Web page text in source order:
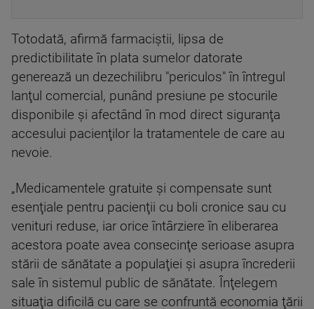
Totodată, afirmă farmaciştii, lipsa de
predictibilitate în plata sumelor datorate
generează un dezechilibru "periculos" în întregul
lanţul comercial, punând presiune pe stocurile
disponibile şi afectând în mod direct siguranţa
accesului pacienţilor la tratamentele de care au
nevoie.
„Medicamentele gratuite şi compensate sunt
esenţiale pentru pacienţii cu boli cronice sau cu
venituri reduse, iar orice întârziere în eliberarea
acestora poate avea consecinţe serioase asupra
stării de sănătate a populaţiei şi asupra încrederii
sale în sistemul public de sănătate. Înţelegem
situaţia dificilă cu care se confruntă economia ţării